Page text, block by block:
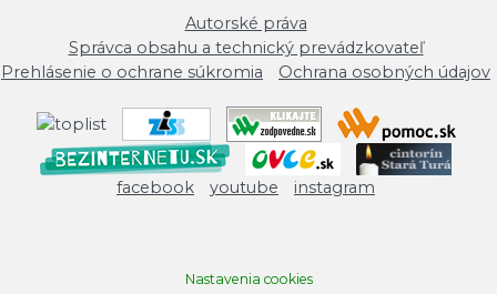
Autorské práva
Správca obsahu a technický prevádzkovateľ
Prehlásenie o ochrane súkromia
Ochrana osobných údajov
facebook youtube instagram
Nastavenia cookies